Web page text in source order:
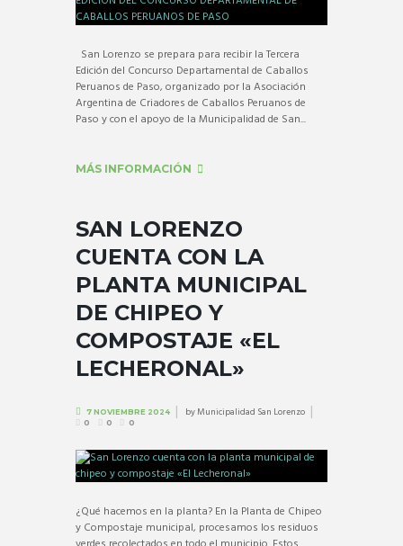
San Lorenzo se prepara para recibir la Tercera
Edición del Concurso Departamental de Caballos
Peruanos de Paso, organizado por la Asociación
Argentina de Criadores de Caballos Peruanos de
Paso y con el apoyo de la Municipalidad de San...
MÁS INFORMACIÓN
SAN LORENZO
CUENTA CON LA
PLANTA MUNICIPAL
DE CHIPEO Y
COMPOSTAJE «EL
LECHERONAL»
7 NOVIEMBRE 2024 byMunicipalidad San Lorenzo
0 0 0
¿Qué hacemos en la planta? En la Planta de Chipeo
y Compostaje municipal, procesamos los residuos